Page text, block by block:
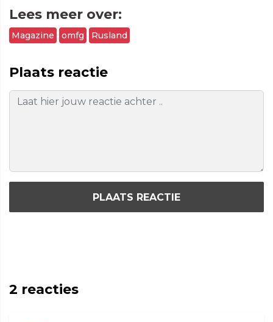
Lees meer over:
Magazine omfg Rusland
Plaats reactie
PLAATS REACTIE
2 reacties